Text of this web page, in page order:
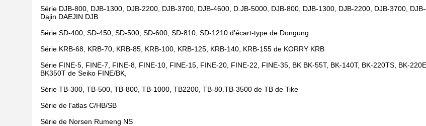
Série DJB-800, DJB-1300, DJB-2200, DJB-3700, DJB-4600, D.JB-5000, DJB-800, DJB-1300, DJB-2200, DJB-3700,
Dajin DAEJIN DJB
Série SD-400, SD-450, SD-500, SD-600, SD-810, SD-1210 d'écart-type de Dongung
Série KRB-68, KRB-70, KRB-85, KRB-100, KRB-125, KRB-140, KRB-155 de KORRY KRB
Série FINE-5, FINE-7, FINE-8, FINE-10, FINE-15, FINE-20, FINE-22, FINE-35, BK BK-55T, BK-140T, BK-220TS, BK-
BK350T de Seiko FINE/BK,
Série TB-300, TB-500, TB-800, TB-1000, TB2200, TB-80.TB-3500 de TB de Tike
Série de l'atlas C/HB/SB
Série de Norsen Rumeng NS